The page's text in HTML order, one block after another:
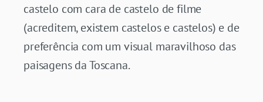
castelo com cara de castelo de filme
(acreditem, existem castelos e castelos) e de
preferência com um visual maravilhoso das
paisagens da Toscana.